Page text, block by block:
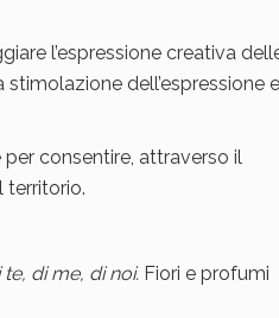
l’espressione creativa
dell’espressione e
consentire, attraverso il
territorio.
di me, di noi. Fiori e profumi